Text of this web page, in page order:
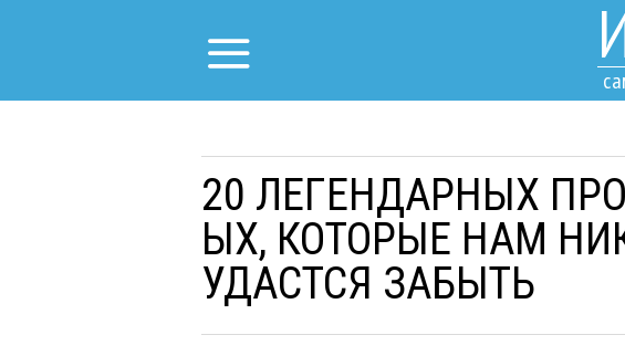
20 ЛЕГЕНДАРНЫХ
ЫХ, КОТОРЫЕ НАМ
УДАСТСЯ ЗАБЫТЬ